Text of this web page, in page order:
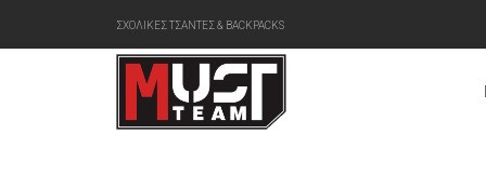
ΣΧΟΛΙΚΕΣ ΤΣΑΝΤΕΣ & BACKPACKS